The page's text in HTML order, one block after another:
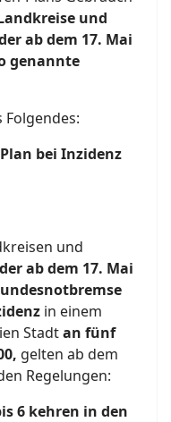
und
ab dem 17. Mai
genannte
Folgendes:
bei Inzidenz
und
ab dem 17. Mai
in einem
Stadtan fünf
gelten ab dem
Regelungen:
6 kehren in den